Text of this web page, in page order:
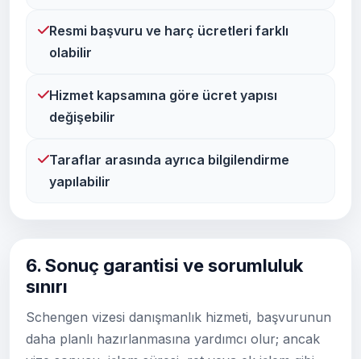
Resmi başvuru ve harç ücretleri farklı
olabilir
Hizmet kapsamına göre ücret yapısı
değişebilir
Taraflar arasında ayrıca bilgilendirme
yapılabilir
6. Sonuç garantisi ve sorumluluk
sınırı
Schengen vizesi danışmanlık hizmeti, başvurunun
daha planlı hazırlanmasına yardımcı olur; ancak